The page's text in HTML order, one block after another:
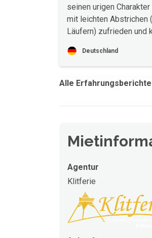
seinen urigen
mit leichten Abstrichen
Läufern) zufrieden und
Deutschland
Alle
Agentur
Klitferie